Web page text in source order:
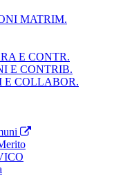
MATRIM.
E CONTR.
E CONTRIB.
E COLLABOR.